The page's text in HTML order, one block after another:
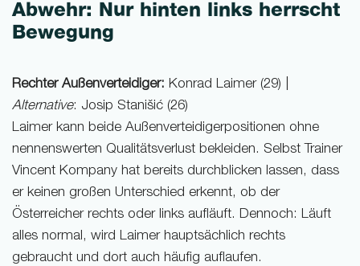
Abwehr: Nur hinten links herrscht
Bewegung
Rechter Außenverteidiger: Konrad Laimer (29) |
Alternative: Josip Stanišić (26)
Laimer kann beide Außenverteidigerpositionen ohne
nennenswerten Qualitätsverlust bekleiden. Selbst Trainer
Vincent Kompany hat bereits durchblicken lassen, dass
er keinen großen Unterschied erkennt, ob der
Österreicher rechts oder links aufläuft. Dennoch: Läuft
alles normal, wird Laimer hauptsächlich rechts
gebraucht und dort auch häufig auflaufen.